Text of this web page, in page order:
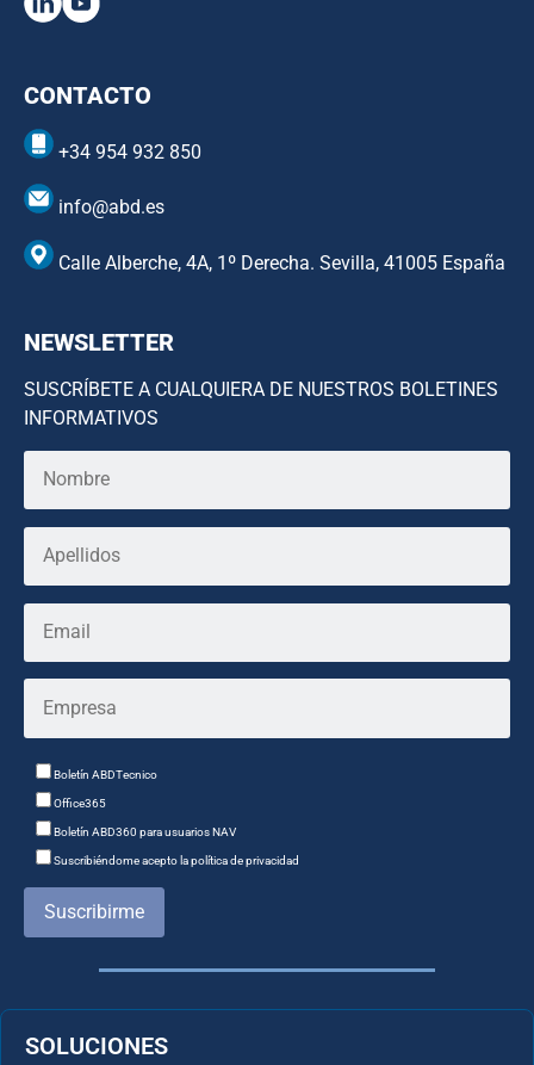
CONTACTO
+34 954 932 850
info@abd.es
Calle Alberche, 4A, 1º Derecha. Sevilla, 41005 España
NEWSLETTER
SUSCRÍBETE A CUALQUIERA DE NUESTROS BOLETINES
INFORMATIVOS
Boletín ABDTecnico
Office365
Boletín ABD360 para usuarios NAV
Suscribiéndome acepto la política de privacidad
Suscribirme
SOLUCIONES